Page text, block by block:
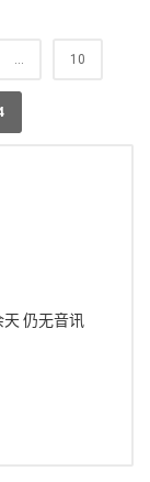
... 10
仍无音讯